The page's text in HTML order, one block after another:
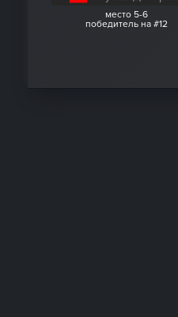
место 5-6
победитель на #12